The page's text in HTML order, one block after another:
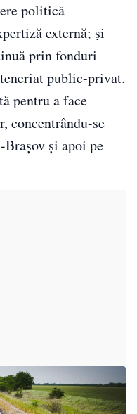
politică
externă; și
prin fonduri
public-privat.
pentru a face
concentrându-se
și apoi pe